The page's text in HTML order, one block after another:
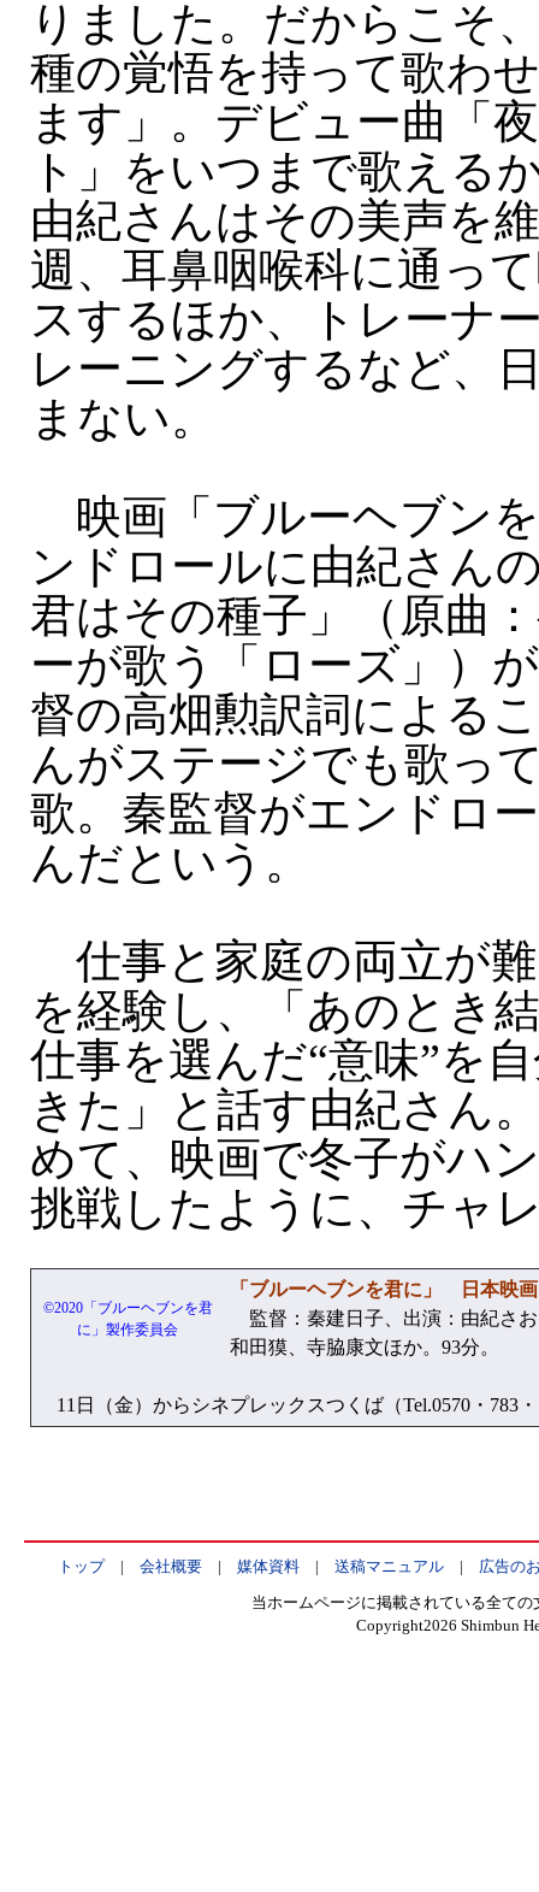
りました。だからこそ
種の覚悟を持って歌わ
ます」。デビュー曲「
ト」をいつまで歌える
由紀さんはその美声を
週、耳鼻咽喉科に通っ
スするほか、トレーナ
レーニングするなど、
まない。
映画「ブルーヘブン
ンドロールに由紀さん
君はその種子」（原曲
ーが歌う「ローズ」）
督の高畑勲訳詞による
んがステージでも歌っ
歌。秦監督がエンドロ
んだという。
仕事と家庭の両立が
を経験し、「あのとき
仕事を選んだ“意味”を
きた」と話す由紀さん
めて、映画で冬子がハ
挑戦したように、チャ
©2020「ブルーヘブンを君
に」製作委員会
「ブルーヘブンを君に」 日本映画
監督：秦建日子、出演：由紀さ
和田獏、寺脇康文ほか。93分。
11日（金）からシネプレックスつくば（Tel.0570・783
トップ| 会社概要| 媒体資料| 送稿マニュアル| 広告の
当ホームページに掲載されている全て
Copyright2026 Shimbun